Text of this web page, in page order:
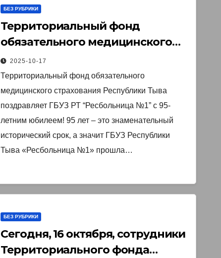
БЕЗ РУБРИКИ
Территориальный фонд
обязательного медицинского
страхования Республики Тыва
поздравляет ГБУЗ РТ
“Ресбольница №1” с 95-летним
юбилеем!
2025-10-17
Территориальный фонд обязательного
медицинского страхования Республики Тыва
поздравляет ГБУЗ РТ “Ресбольница №1” с 95-
летним юбилеем! 95 лет – это знаменательный
исторический срок, а значит ГБУЗ Республики
Тыва «Ресбольница №1» прошла…
БЕЗ РУБРИКИ
Сегодня, 16 октября, сотрудники
Территориального фонда